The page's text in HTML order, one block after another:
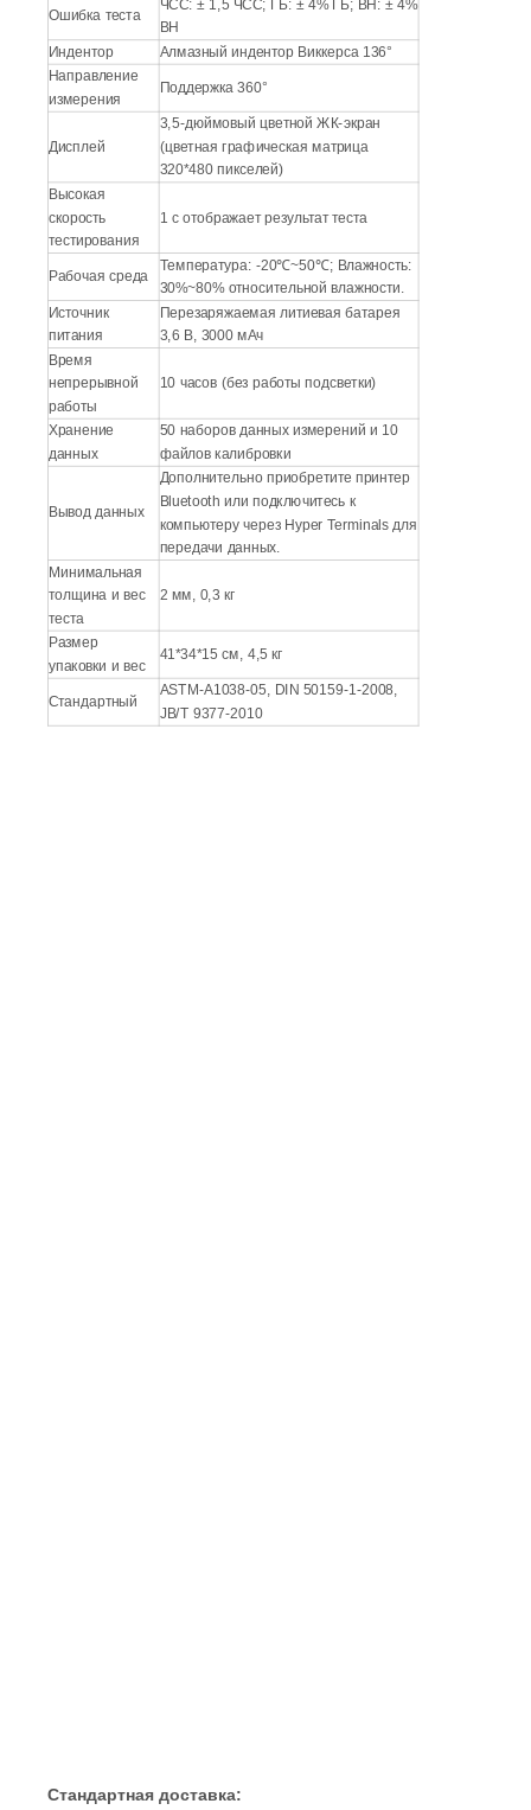
Ошибка теста
ЧСС: ± 1,5 ЧСС; ГБ: ± 4% ГБ; ВН: ± 4%
ВН
Индентор
Алмазный индентор Виккерса 136°
Направление
измерения
Поддержка 360°
Дисплей
3,5-дюймовый цветной ЖК-экран
(цветная графическая матрица
320*480 пикселей)
Высокая
скорость
тестирования
1 с отображает результат теста
Рабочая среда
Температура: -20℃~50℃; Влажность:
30%~80% относительной влажности.
Источник
питания
Перезаряжаемая литиевая батарея
3,6 В, 3000 мАч
Время
непрерывной
работы
10 часов (без работы подсветки)
Хранение
данных
50 наборов данных измерений и 10
файлов калибровки
Вывод данных
Дополнительно приобретите принтер
Bluetooth или подключитесь к
компьютеру через Hyper Terminals для
передачи данных.
Минимальная
толщина и вес
теста
2 мм, 0,3 кг
Размер
упаковки и вес
41*34*15 см, 4,5 кг
Стандартный
ASTM-A1038-05, DIN 50159-1-2008,
JB/T 9377-2010
Стандартная доставка: